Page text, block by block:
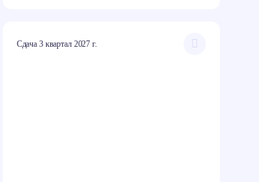
Сдача 3 квартал 2027 г.